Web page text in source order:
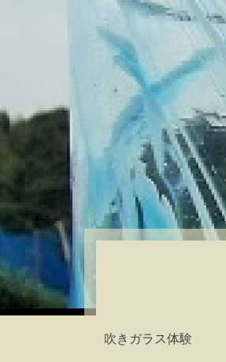
吹きガラス体験